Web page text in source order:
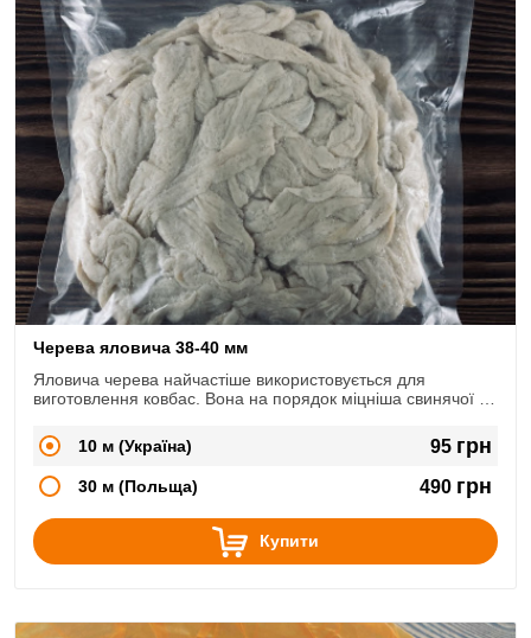
Черева яловича 38-40 мм
Яловича черева найчастіше використовується для
виготовлення ковбас. Вона на порядок міцніша свинячої і
10 м (Україна)
95 грн
30 м (Польща) 490 грн
Купити